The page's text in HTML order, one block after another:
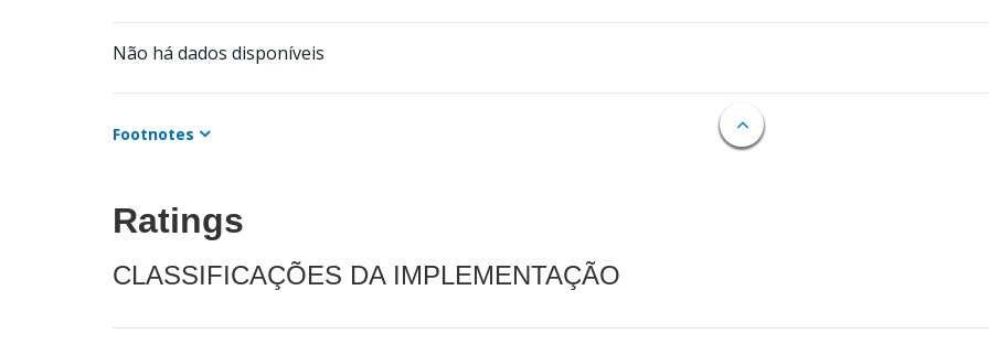
Não há dados disponíveis
Footnotes
Ratings
CLASSIFICAÇÕES DA IMPLEMENTAÇÃO